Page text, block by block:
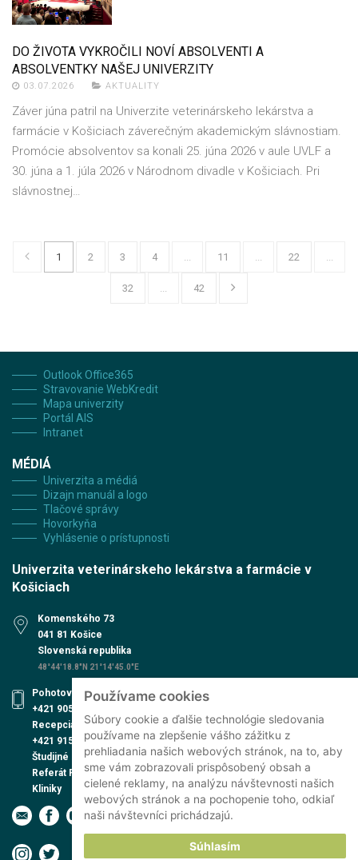
Používame cookies
Súbory cookie a ďalšie technológie sledovania
používame na zlepšenie vášho zážitku z
prehliadania našich webových stránok, na to, aby
sme vám zobrazovali prispôsobený obsah a
cielené reklamy, na analýzu návštevnosti našich
webových stránok a na pochopenie toho, odkiaľ
naši návštevníci prichádzajú.
Súhlasím
DO ŽIVOTA VYKROČILI NOVÍ ABSOLVENTI A
ABSOLVENTKY NAŠEJ UNIVERZITY
03.07.2026 AKTUALITY
Záver júna patril na Univerzite veterinárskeho lekárstva a
farmácie v Košiciach záverečným akademickým slávnostiam.
Promócie absolventov sa konali 25. júna 2026 v aule UVLF a
30. júna a 1. júla 2026 v Národnom divadle v Košiciach. Pri
slávnostnej…
1 2 3 4 11 22
32 42
Outlook Office365
Stravovanie WebKredit
Mapa univerzity
Portál AIS
Intranet
MÉDIÁ
Univerzita a médiá
Dizajn manuál a logo
Tlačové správy
Hovorkyňa
Vyhlásenie o prístupnosti
Univerzita veterinárskeho lekárstva a farmácie v
Košiciach
Komenského 73
041 81 Košice
Slovenská republika
48°44'18.8"N 21°14'45.0"E
Pohotovosť UVN
+421 905 579 559
Recepcia UVN
+421 915 991 474
Študijné oddelenie
Referát PhD. štúdia
Kliniky